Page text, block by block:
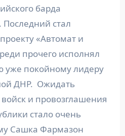
барда
стал
«Автомат и
прочего исполнял
покойному лидеру
ДНР. Ожидать
и провозглашения
стало очень
Сашка Фармазон